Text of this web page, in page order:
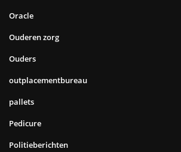
Oracle
Ouderen zorg
Ouders
outplacementbureau
pallets
Pedicure
Politieberichten